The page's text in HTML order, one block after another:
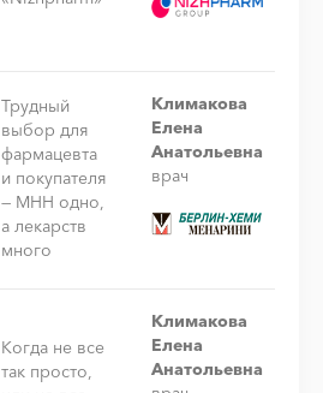
Трудный
выбор для
фармацевта
и покупателя
— МНН одно,
а лекарств
много
Климакова
Елена
Анатольевна
врач
Когда не все
так просто,
Климакова
Елена
Анатольевна